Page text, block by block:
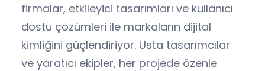
firmalar, etkileyici tasarımları ve kullanıcı
dostu çözümleri ile markaların dijital
kimliğini güçlendiriyor. Usta tasarımcılar
ve yaratıcı ekipler, her projede özenle